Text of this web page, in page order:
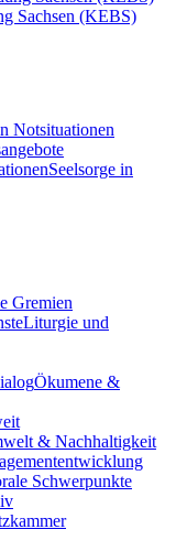
Sachsen (KEBS)
Notsituationen
Seelsorge in
Gremien
Liturgie und
Ökumene &
& Nachhaltigkeit
Schwerpunkte